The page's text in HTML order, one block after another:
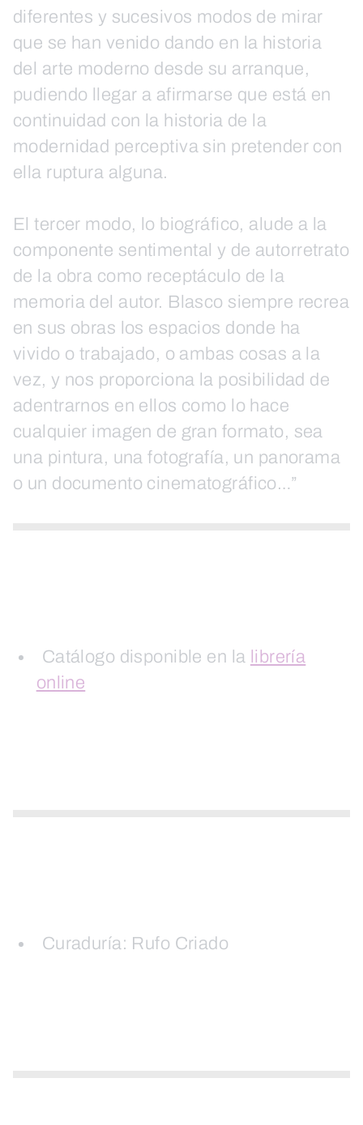
diferentes y sucesivos modos de mirar
que se han venido dando en la historia
del arte moderno desde su arranque,
pudiendo llegar a afirmarse que está en
continuidad con la historia de la
modernidad perceptiva sin pretender con
ella ruptura alguna.
El tercer modo, lo biográfico, alude a la
componente sentimental y de autorretrato
de la obra como receptáculo de la
memoria del autor. Blasco siempre recrea
en sus obras los espacios donde ha
vivido o trabajado, o ambas cosas a la
vez, y nos proporciona la posibilidad de
adentrarnos en ellos como lo hace
cualquier imagen de gran formato, sea
una pintura, una fotografía, un panorama
o un documento cinematográfico…”
Catálogo disponible en la librería
online
Curaduría: Rufo Criado